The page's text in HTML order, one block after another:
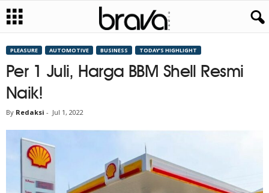
PLEASURE AUTOMOTIVE BUSINESS TODAY’S HIGHLIGHT
Per 1 Juli, Harga BBM Shell Resmi
Naik!
By Redaksi - Jul 1, 2022